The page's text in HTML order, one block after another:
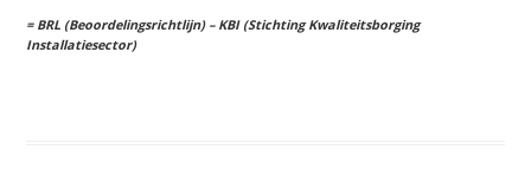
= BRL (Beoordelingsrichtlijn) – KBI (Stichting Kwaliteitsborging
Installatiesector)